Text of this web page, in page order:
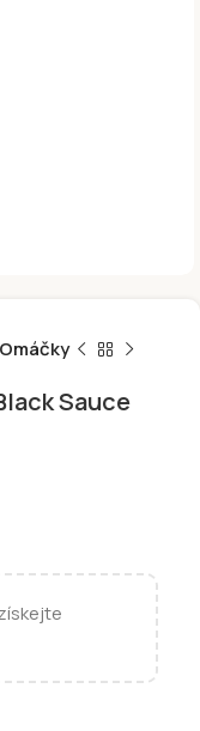
Omáčky
Sauce